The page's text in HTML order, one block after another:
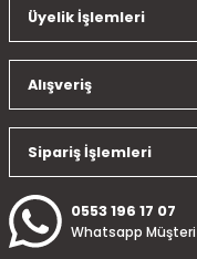
Ürün
Ürün fiyatı diğer
Bu ürüne benzer
Üyelik İşlemleri
Alışveriş
Sipariş İşlemleri
0553 196 17 07
Whatsapp Müşteri